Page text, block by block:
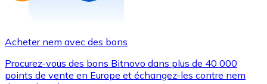
Acheter nem avec des bons
Procurez-vous des bons Bitnovo dans plus de 40 000
points de vente en Europe et échangez-les contre nem